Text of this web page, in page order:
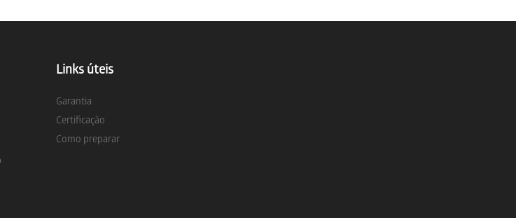
Links úteis
Garantia
Certificação
Como preparar